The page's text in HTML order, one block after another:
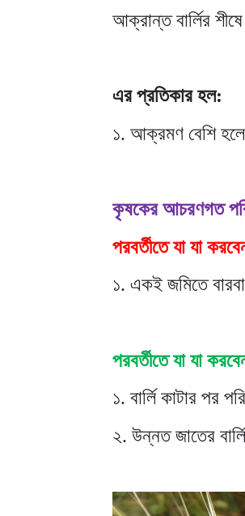
আক্রান্ত বার্লির
এর প্রতিকার হল:
১. আক্রমণ বেশি হলে
কৃষকের আচরণগত
পরবর্তীতে যা যা
১. একই জমিতে
পরবর্তীতে যা যা
১. বার্লি কাটার পর
২. উন্নত জাতের